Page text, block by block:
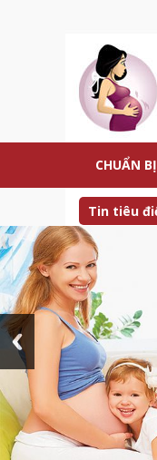
CHUẨN
Tin tiêu